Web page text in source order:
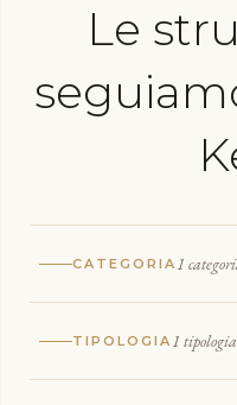
Le
CATEGORIA 1
TIPOLOGIA 1 tipologia